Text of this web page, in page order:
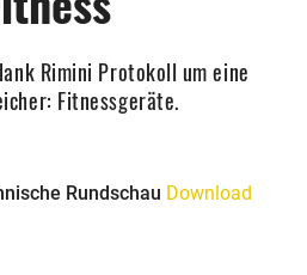
Rimini Protokoll um eine
Fitnessgeräte.
Rundschau Download